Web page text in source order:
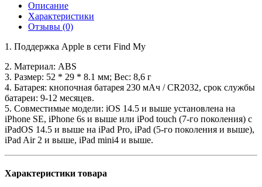
Описание
Характеристики
Отзывы (0)
1. Поддержка Apple в сети Find My
2. Материал: ABS
3. Размер: 52 * 29 * 8.1 мм; Вес: 8,6 г
4. Батарея: кнопочная батарея 230 мАч / CR2032, срок службы
батареи: 9-12 месяцев.
5. Совместимые модели: iOS 14.5 и выше установлена на
iPhone SE, iPhone 6s и выше или iPod touch (7-го поколения) с
iPadOS 14.5 и выше на iPad Pro, iPad (5-го поколения и выше),
iPad Air 2 и выше, iPad mini4 и выше.
Характеристики товара